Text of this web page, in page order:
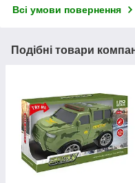
Всі умови повернення
Подібні товари